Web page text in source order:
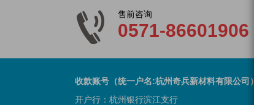
售前咨询
0571-86601906
收款账号（统一户名:杭州奇兵新材料有限公司）
开户行：杭州银行滨江支行